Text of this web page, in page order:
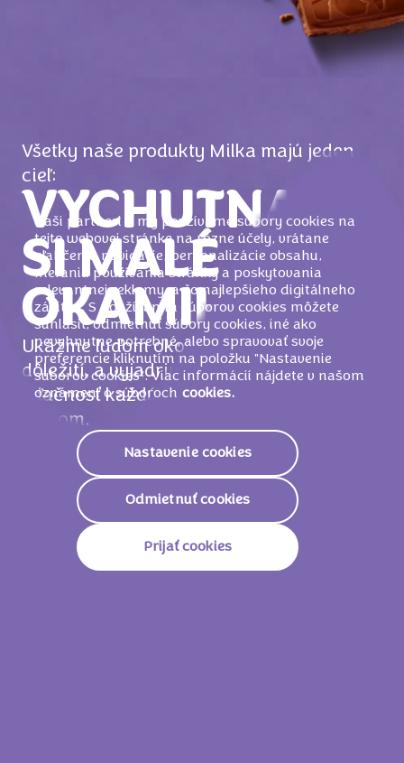
Všetky naše produkty Milka majú jeden
cieľ:
VYCHUTNAŤ
SI MALÉ
OKAMIHY
Ukážme ľuďom okolo nás, akí sú pre nás
dôležití, a vyjadrime im našu jemnú
vďačnosť každým malým, úprimným
gestom.
Naši partneri a my používame súbory cookies na
tejto webovej stránke na rôzne účely, vrátane
uľahčenia navigácie, personalizácie obsahu,
merania používania stránky a poskytovania
relevantnej reklamy, a čo najlepšieho digitálneho
zážitku. S používaním súborov cookies môžete
súhlasiť, odmietnuť súbory cookies, iné ako
nevyhnutne potrebné, alebo spravovať svoje
preferencie kliknutím na položku "Nastavenie
súborov cookies". Viac informácií nájdete v našom
oznámení o súboroch cookies.
Nastavenie cookies
Odmietnuť cookies
Prijať cookies